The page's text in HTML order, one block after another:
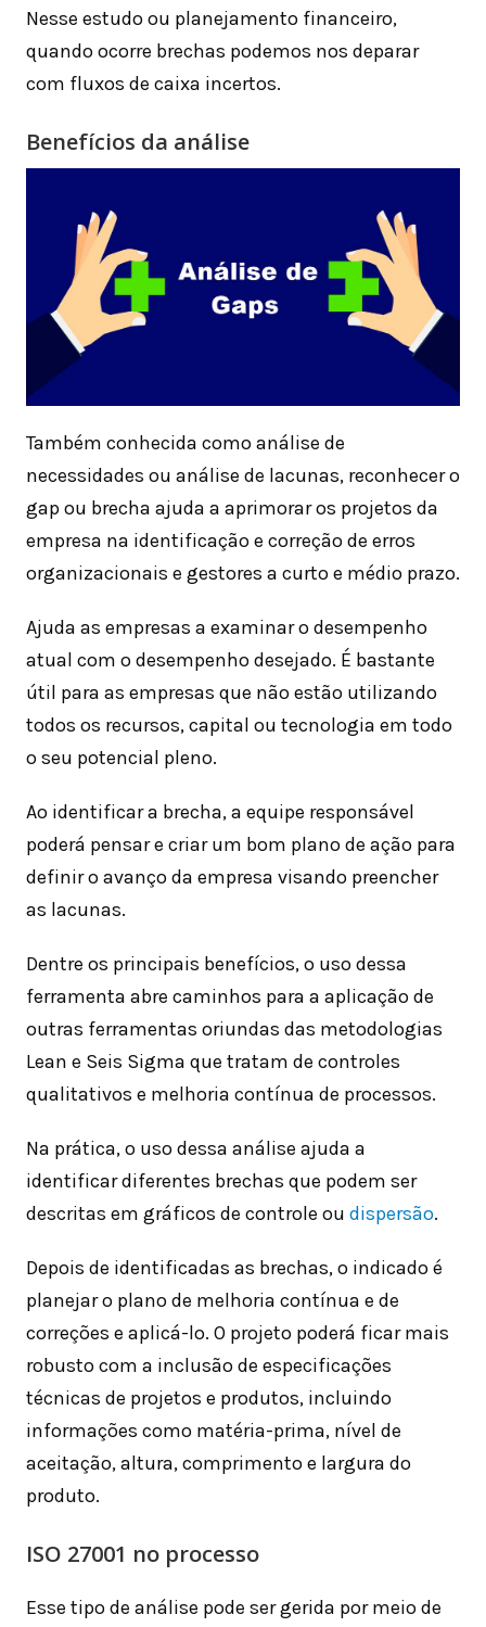
Nesse estudo ou planejamento financeiro,
quando ocorre brechas podemos nos deparar
com fluxos de caixa incertos.
Benefícios da análise
Também conhecida como análise de
necessidades ou análise de lacunas, reconhecer o
gap ou brecha ajuda a aprimorar os projetos da
empresa na identificação e correção de erros
organizacionais e gestores a curto e médio prazo.
Ajuda as empresas a examinar o desempenho
atual com o desempenho desejado. É bastante
útil para as empresas que não estão utilizando
todos os recursos, capital ou tecnologia em todo
o seu potencial pleno.
Ao identificar a brecha, a equipe responsável
poderá pensar e criar um bom plano de ação para
definir o avanço da empresa visando preencher
as lacunas.
Dentre os principais benefícios, o uso dessa
ferramenta abre caminhos para a aplicação de
outras ferramentas oriundas das metodologias
Lean e Seis Sigma que tratam de controles
qualitativos e melhoria contínua de processos.
Na prática, o uso dessa análise ajuda a
identificar diferentes brechas que podem ser
descritas em gráficos de controle ou dispersão.
Depois de identificadas as brechas, o indicado é
planejar o plano de melhoria contínua e de
correções e aplicá-lo. O projeto poderá ficar mais
robusto com a inclusão de especificações
técnicas de projetos e produtos, incluindo
informações como matéria-prima, nível de
aceitação, altura, comprimento e largura do
produto.
ISO 27001 no processo
Esse tipo de análise pode ser gerida por meio de